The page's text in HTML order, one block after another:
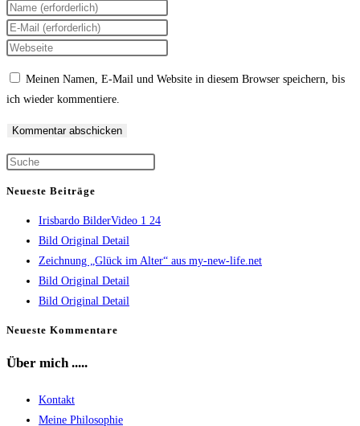
Gib
deinen
Namen
Kommentieren
Gib
deine
zum
ein
Gib
ein
Meinen Namen, E-Mail und Website in diesem Browser speichern, bis
ich wieder kommentiere.
close
search
Neueste Beiträge
Irisbardo BilderVideo 1 24
Bild Original Detail
Zeichnung „Glück im Alter“ aus my-new-life.net
Bild Original Detail
Bild Original Detail
Neueste Kommentare
Über mich .....
Kontakt
Meine Philosophie